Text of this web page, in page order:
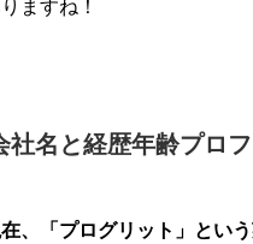
ますね！
社名と経歴年齢プロ
、「プログリット」とい